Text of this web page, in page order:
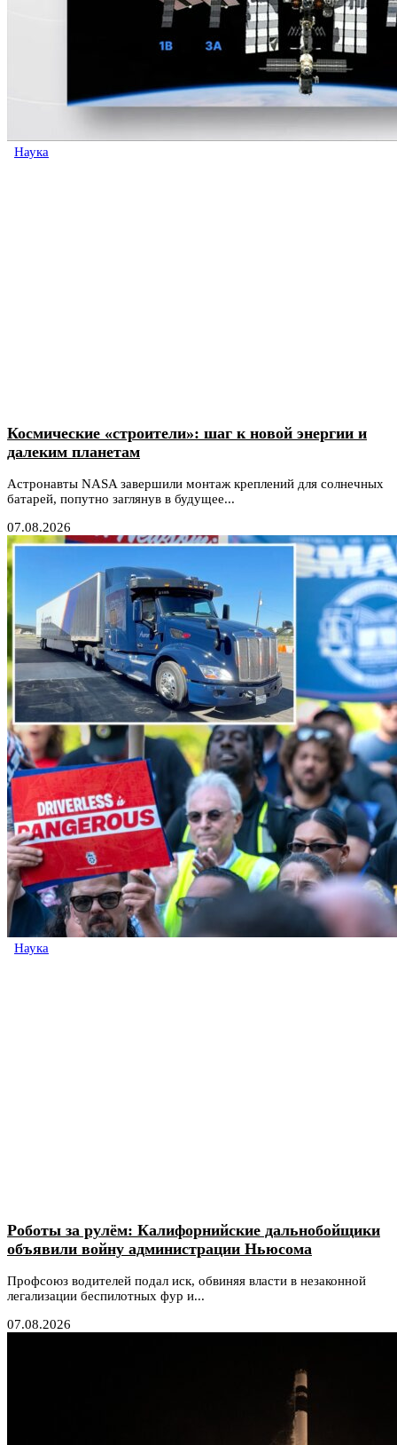
Наука
Космические «строители»: шаг к новой энергии и
далеким планетам
Астронавты NASA завершили монтаж креплений для солнечных
батарей, попутно заглянув в будущее...
07.08.2026
Наука
Роботы за рулём: Калифорнийские дальнобойщики
объявили войну администрации Ньюсома
Профсоюз водителей подал иск, обвиняя власти в незаконной
легализации беспилотных фур и...
07.08.2026